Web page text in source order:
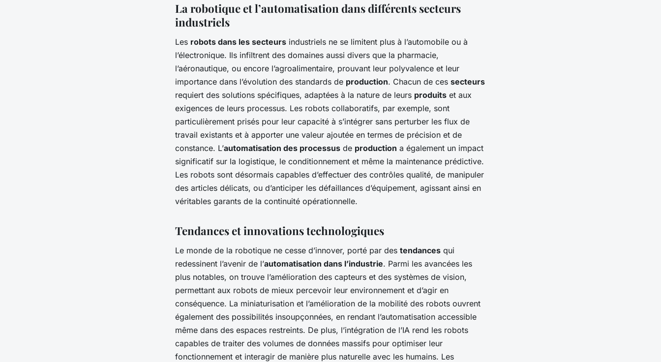
La robotique et l’automatisation dans différents secteurs
industriels
Les robots dans les secteurs industriels ne se limitent plus à l’automobile ou à
l’électronique. Ils infiltrent des domaines aussi divers que la pharmacie,
l’aéronautique, ou encore l’agroalimentaire, prouvant leur polyvalence et leur
importance dans l’évolution des standards de production. Chacun de ces secteurs
requiert des solutions spécifiques, adaptées à la nature de leurs produits et aux
exigences de leurs processus. Les robots collaboratifs, par exemple, sont
particulièrement prisés pour leur capacité à s’intégrer sans perturber les flux de
travail existants et à apporter une valeur ajoutée en termes de précision et de
constance. L’automatisation des processus de production a également un impact
significatif sur la logistique, le conditionnement et même la maintenance prédictive.
Les robots sont désormais capables d’effectuer des contrôles qualité, de manipuler
des articles délicats, ou d’anticiper les défaillances d’équipement, agissant ainsi en
véritables garants de la continuité opérationnelle.
Tendances et innovations technologiques
Le monde de la robotique ne cesse d’innover, porté par des tendances qui
redessinent l’avenir de l’automatisation dans l’industrie. Parmi les avancées les
plus notables, on trouve l’amélioration des capteurs et des systèmes de vision,
permettant aux robots de mieux percevoir leur environnement et d’agir en
conséquence. La miniaturisation et l’amélioration de la mobilité des robots ouvrent
également des possibilités insoupçonnées, en rendant l’automatisation accessible
même dans des espaces restreints. De plus, l’intégration de l’IA rend les robots
capables de traiter des volumes de données massifs pour optimiser leur
fonctionnement et interagir de manière plus naturelle avec les humains. Les